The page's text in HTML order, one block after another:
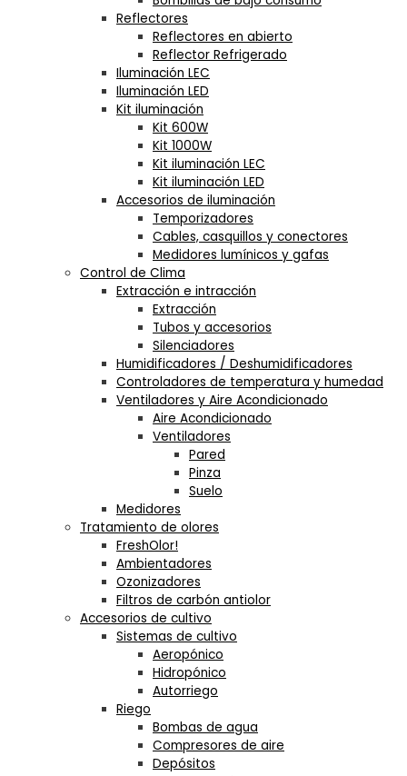
Reflectores
Reflectores en abierto
Reflector Refrigerado
Iluminación LEC
Iluminación LED
Kit iluminación
Kit 600W
Kit 1000W
Kit iluminación LEC
Kit iluminación LED
Accesorios de iluminación
Temporizadores
Cables, casquillos y conectores
Medidores lumínicos y gafas
Control de Clima
Extracción e intracción
Extracción
Tubos y accesorios
Silenciadores
Humidificadores / Deshumidificadores
Controladores de temperatura y humedad
Ventiladores y Aire Acondicionado
Aire Acondicionado
Ventiladores
Pared
Pinza
Suelo
Medidores
Tratamiento de olores
FreshOlor!
Ambientadores
Ozonizadores
Filtros de carbón antiolor
Accesorios de cultivo
Sistemas de cultivo
Aeropónico
Hidropónico
Autorriego
Riego
Bombas de agua
Compresores de aire
Depósitos